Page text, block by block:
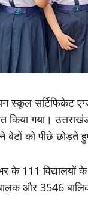
स्कूल सर्टिफिकेट
किया गया।
ने बेटों को पीछे
के 111
और 3546